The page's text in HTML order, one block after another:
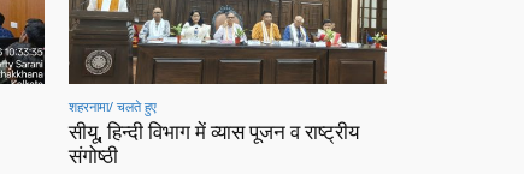
शहरनामा/ चलते हुए
सीयू, हिन्दी विभाग में व्यास पूजन व राष्ट्रीय
संगोष्ठी